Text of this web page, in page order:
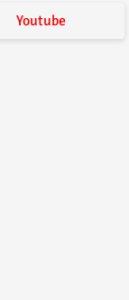
Youtube